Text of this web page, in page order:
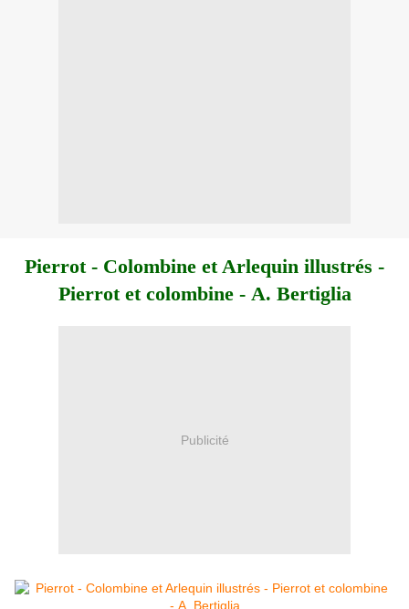
Pierrot - Colombine et Arlequin illustrés -
Pierrot et colombine - A. Bertiglia
Publicité